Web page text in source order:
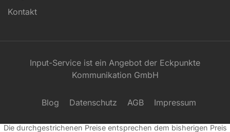
Kontakt
Input-Service ist ein Angebot der Eckpunkte
Kommunikation GmbH
Blog Datenschutz AGB Impressum
Alle Preise exkl. der gesetzlichen MwSt.
Die durchgestrichenen Preise entsprechen dem bisherigen Preis